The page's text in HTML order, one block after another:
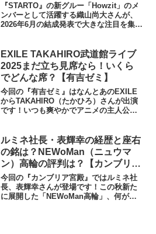
『STARTO』の新グルー「Howzit」のメ
ンバーとして活躍する織山尚大さんが、
2026年6月の結成発表で大きな注目を集め
からHowzit結成までの経歴、そして少年
忍者時代の実績について詳しくまとめま
した。
EXILE TAKAHIRO武道館ライブ
2025まだ立ち見席なら！いくら
でどんな席？【有吉ゼミ】
今回の『有吉ゼミ』はなんとあのEXILE
からTAKAHIRO（たかひろ）さんが出演
です！いつも爽やかでアニメの主人公の
ね！TAKAHIROさんのライブチケッ...
ルミネ社長・表輝幸の経歴と座右
の銘は？NEWoMan（ニュウマ
ン）高輪の評判は？【カンブリア
宮殿】
今回の『カンブリア宮殿』ではルミネ社
長、表輝幸さんが登場です！この秋新た
に展開した「NEWoMan高輪」、何が目